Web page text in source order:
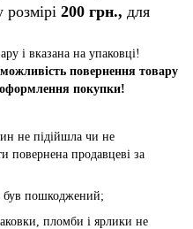
200 грн., для
і вказана на упаковці!
повернення товару
покупки!
не підійшла чи не
повернена продавцеві за
був пошкоджений;
пломби і ярлики не